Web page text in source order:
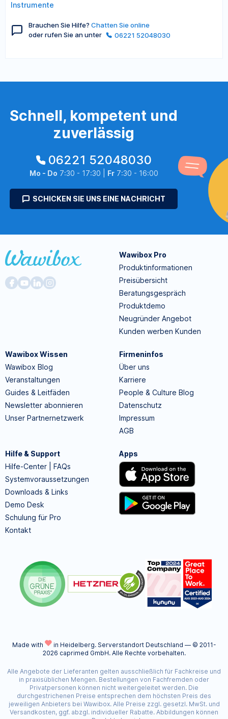
Instrumente
Brauchen Sie Hilfe? Chatten Sie online
oder rufen Sie an unter
06221 52048030
Schnell, kompetent und
zuverlässig
06221 52048030
Mo - Do 7:30 - 17:30 | Fr7:30 - 16:00
SCHICKEN SIE UNS EINE NACHRICHT
Wawibox Pro
Produktinformationen
Preisübersicht
Beratungsgespräch
Produktdemo
Neugründer Angebot
Kunden werben Kunden
Wawibox Wissen
Wawibox Blog
Veranstaltungen
Guides & Leitfäden
Newsletter abonnieren
Unser Partnernetzwerk
Firmeninfos
Über uns
Karriere
People & Culture Blog
Datenschutz
Impressum
AGB
Hilfe & Support
Hilfe-Center | FAQs
Systemvoraussetzungen
Downloads & Links
Demo Desk
Schulung für Pro
Kontakt
Apps
Made with in Heidelberg. Serverstandort Deutschland — © 2011-
2026 caprimed GmbH. Alle Rechte vorbehalten.
Alle Angebote der Lieferanten gelten ausschließlich für Fachkreise und
in praxisüblichen Mengen. Bestellungen von Fachfremden oder
Privatpersonen können nicht weitergeleitet werden. Die
durchgestrichenen Preise entsprechen dem höchsten Preis des
jeweiligen Anbieters bei Wawibox. Alle Preise zzgl. gesetzl. MwSt. und
Versandkosten, ggf. abzgl. individueller Rabatte. Abbildungen können